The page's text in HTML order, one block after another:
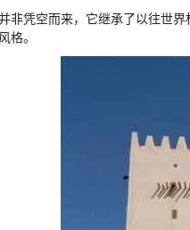
非凭空而来，它继承了以往世
格。